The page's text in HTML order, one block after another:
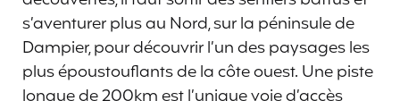
s’aventurer plus au Nord, sur la péninsule de
Dampier, pour découvrir l’un des paysages les
plus époustouflants de la côte ouest. Une piste